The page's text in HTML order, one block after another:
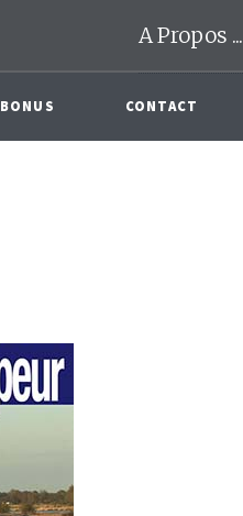
A Propos ...
BONUS CONTACT